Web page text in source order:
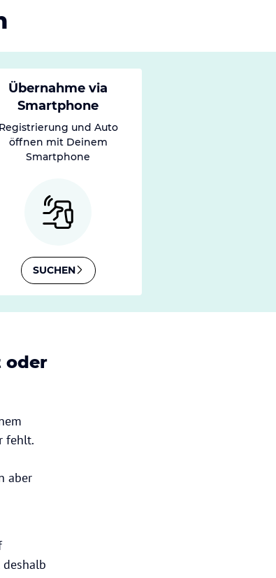
Übernahme via
Smartphone
Registrierung und Auto
öffnen mit Deinem
Smartphone
SUCHEN
oder
fehlt.
aber